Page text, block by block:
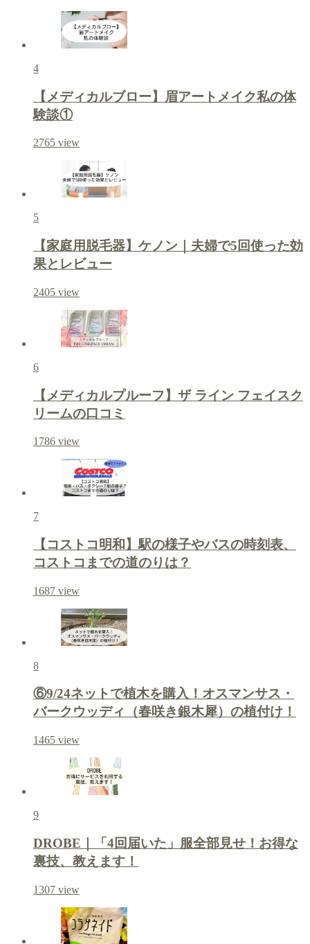
4
【メディカルブロー】眉アートメイク私の体
験談①
2765 view
5
【家庭用脱毛器】ケノン｜夫婦で5回使った効
果とレビュー
2405 view
6
【メディカルプルーフ】ザ ライン フェイスク
リームの口コミ
1786 view
7
【コストコ明和】駅の様子やバスの時刻表、
コストコまでの道のりは？
1687 view
8
⑥9/24ネットで植木を購入！オスマンサス・
バークウッディ（春咲き銀木犀）の植付け！
1465 view
9
DROBE｜「4回届いた」服全部見せ！お得な
裏技、教えます！
1307 view